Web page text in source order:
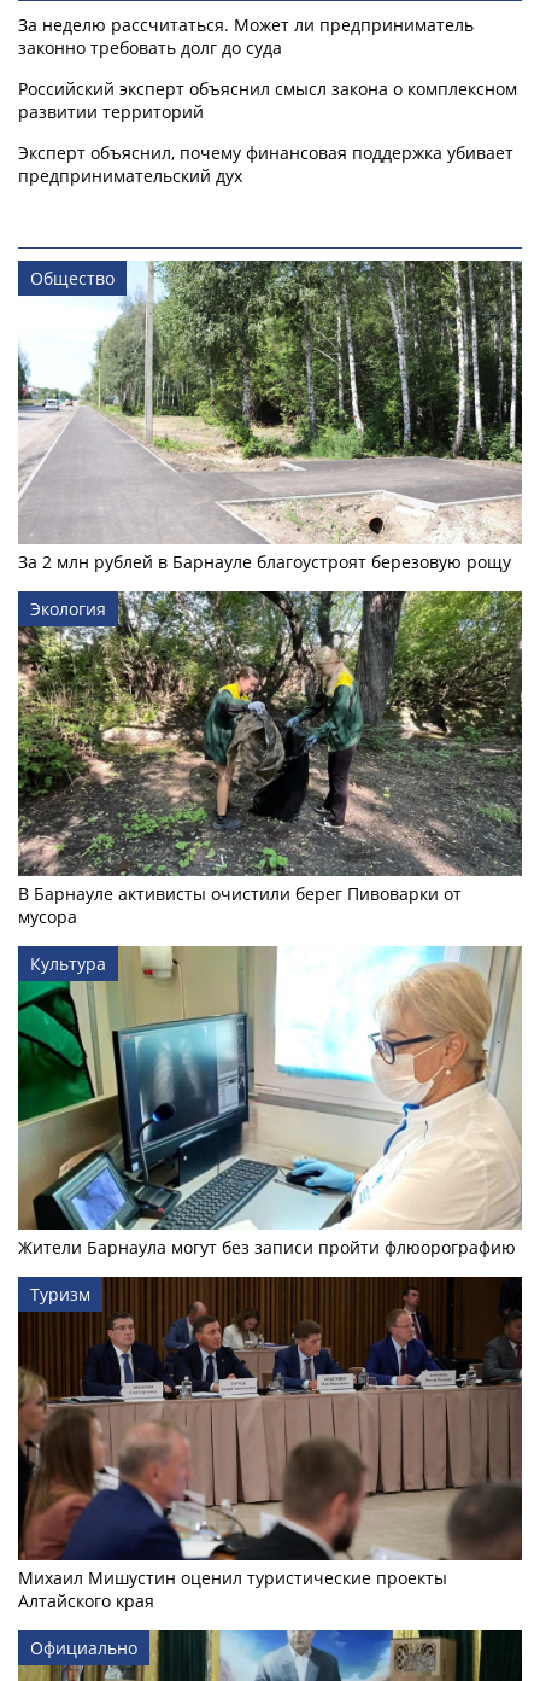
За неделю рассчитаться. Может ли предприниматель
законно требовать долг до суда
Российский эксперт объяснил смысл закона о комплексном
развитии территорий
Эксперт объяснил, почему финансовая поддержка убивает
предпринимательский дух
Общество
За 2 млн рублей в Барнауле благоустроят березовую рощу
Экология
В Барнауле активисты очистили берег Пивоварки от
мусора
Культура
Жители Барнаула могут без записи пройти флюорографию
Туризм
Михаил Мишустин оценил туристические проекты
Алтайского края
Официально